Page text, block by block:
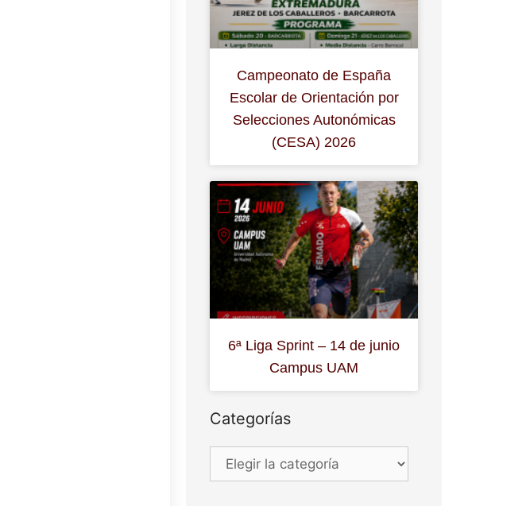
Campeonato de España
Escolar de Orientación por
Selecciones Autonómicas
(CESA) 2026
6ª Liga Sprint – 14 de junio
Campus UAM
Categorías